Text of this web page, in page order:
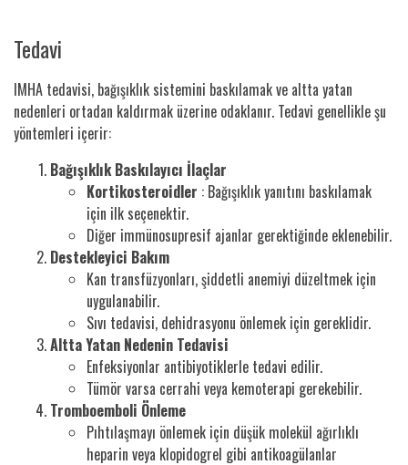
Tedavi
IMHA tedavisi, bağışıklık sistemini baskılamak ve altta yatan
nedenleri ortadan kaldırmak üzerine odaklanır. Tedavi genellikle şu
yöntemleri içerir:
Bağışıklık Baskılayıcı İlaçlar
Kortikosteroidler : Bağışıklık yanıtını baskılamak
için ilk seçenektir.
Diğer immünosupresif ajanlar gerektiğinde eklenebilir.
Destekleyici Bakım
Kan transfüzyonları, şiddetli anemiyi düzeltmek için
uygulanabilir.
Sıvı tedavisi, dehidrasyonu önlemek için gereklidir.
Altta Yatan Nedenin Tedavisi
Enfeksiyonlar antibiyotiklerle tedavi edilir.
Tümör varsa cerrahi veya kemoterapi gerekebilir.
Tromboemboli Önleme
Pıhtılaşmayı önlemek için düşük molekül ağırlıklı
heparin veya klopidogrel gibi antikoagülanlar